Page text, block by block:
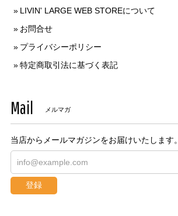
LIVIN' LARGE WEB STOREについて
お問合せ
プライバシーポリシー
特定商取引法に基づく表記
Mail メルマガ
当店からメールマガジンをお届けいたします。
登録